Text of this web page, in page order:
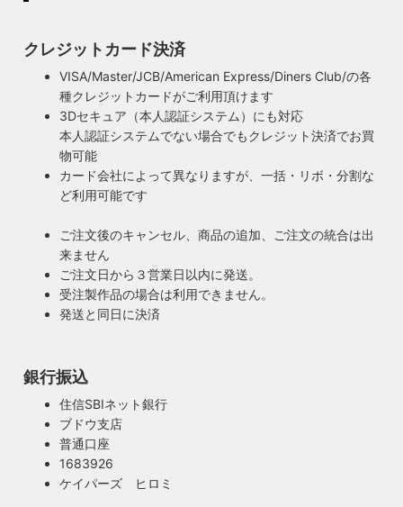
◆もっと詳しく見る
暮らしを照らす名脇役・こだわりのヴィンテー
ジスタイル
安心のPSE適合照明・電気用品安全法の遵守
ハイロミドットコムで販売する照明は１点残らずPSE検査に
合格した照明です。製造後や出荷前に検査を行うため、当店
クレジットカード決済
VISA/Master/JCB/American Express/Diners Club/の各
種クレジットカードがご利用頂けます
3Dセキュア（本人認証システム）にも対応
本人認証システムでない場合でもクレジット決済でお買
物可能
カード会社によって異なりますが、一括・リボ・分割な
ど利用可能です
ご注文後のキャンセル、商品の追加、ご注文の統合は出
来ません
ご注文日から３営業日以内に発送。
受注製作品の場合は利用できません。
発送と同日に決済
銀行振込
住信SBIネット銀行
ブドウ支店
普通口座
1683926
ケイパーズ ヒロミ